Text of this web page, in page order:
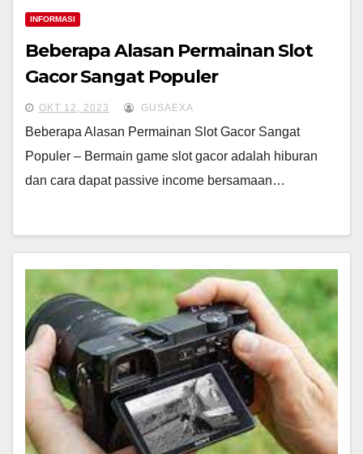
INFORMASI
Beberapa Alasan Permainan Slot
Gacor Sangat Populer
OKT 12, 2023 GUSAEXA
Beberapa Alasan Permainan Slot Gacor Sangat
Populer – Bermain game slot gacor adalah hiburan
dan cara dapat passive income bersamaan…